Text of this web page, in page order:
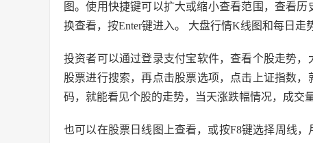
图。使用快捷键可以扩大或缩小查看范围，查看
换查看，按Enter键进入。 大盘行情K线图和每日走
投资者可以通过登录支付宝软件，查看个股走势
股票进行搜索，再点击股票选项，点击上证指数
码，就能看见个股的走势，当天涨跌幅情况，成交
也可以在股票日线图上查看，或按F8键选择周线